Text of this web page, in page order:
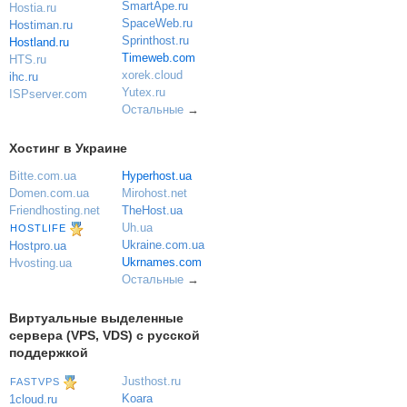
Hostia.ru
Hostiman.ru
Hostland.ru
HTS.ru
ihc.ru
ISPserver.com
SmartApe.ru
SpaceWeb.ru
Sprinthost.ru
Timeweb.com
xorek.cloud
Yutex.ru
Остальные→
Хостинг в Украине
Bitte.com.ua
Domen.com.ua
Friendhosting.net
HOSTLIFE
Hostpro.ua
Hvosting.ua
Hyperhost.ua
Mirohost.net
TheHost.ua
Uh.ua
Ukraine.com.ua
Ukrnames.com
Остальные→
Виртуальные выделенные
сервера (VPS, VDS) с русской
поддержкой
FASTVPS
1cloud.ru
Justhost.ru
Koara